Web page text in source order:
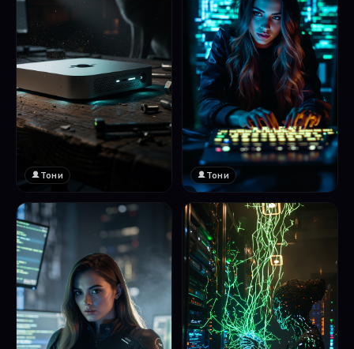
Тони
❤️
1
Тони